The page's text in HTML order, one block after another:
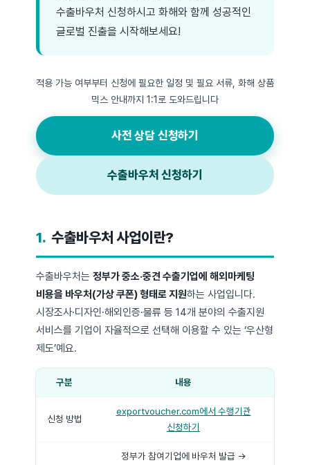
수출바우처 신청하시고 화해와 함께 성공적인
글로벌 진출을 시작해보세요!
적용 가능 여부부터 신청에 필요한 일정 및 필요 서류, 화해 상품
믹스 안내까지 1:1로 도와드립니다
사전 상담 신청하기
수출바우처 신청하기
1. 수출바우처 사업이란?
수출바우처는 정부가 중소·중견 수출기업에 해외마케팅
비용을 바우처(가상 쿠폰) 형태로 지원하는 사업입니다.
시장조사·디자인·해외인증·물류 등 14개 분야의 수출지원
서비스를 기업이 자율적으로 선택해 이용할 수 있는 ‘우산형
제도’예요.
구분 내용
신청 방법
exportvoucher.com에서 수행기관
신청하기
정부가 참여기업에 바우처 발급 →